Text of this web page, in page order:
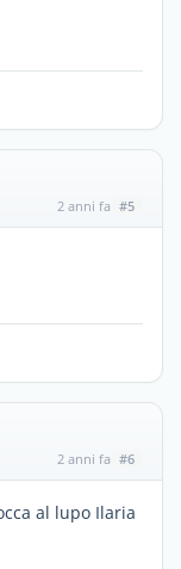
2 anni fa #5
2 anni fa #6
al lupo Ilaria